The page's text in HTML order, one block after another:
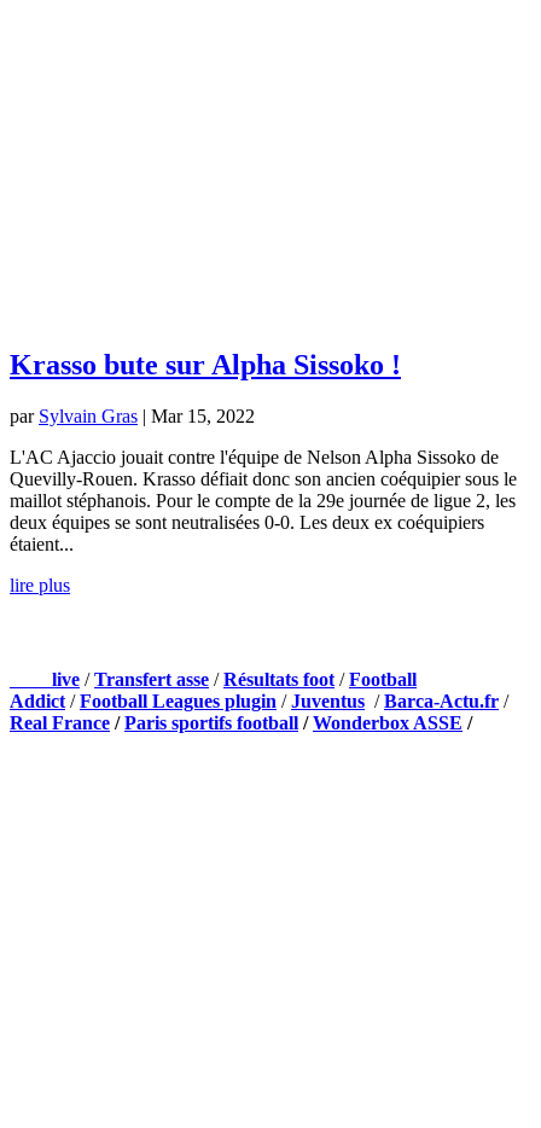
Krasso bute sur Alpha Sissoko !
par Sylvain Gras | Mar 15, 2022
L'AC Ajaccio jouait contre l'équipe de Nelson Alpha Sissoko de
Quevilly-Rouen. Krasso défiait donc son ancien coéquipier sous le
maillot stéphanois. Pour le compte de la 29e journée de ligue 2, les
deux équipes se sont neutralisées 0-0. Les deux ex coéquipiers
étaient...
lire plus
live /Transfert asse /Résultats foot /Football
Addict /Football Leagues plugin /Juventus /Barca-Actu.fr /
Real France /Paris sportifs football /Wonderbox ASSE /